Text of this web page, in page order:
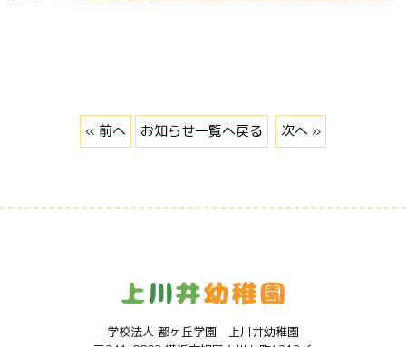
« 前へ お知らせ一覧へ戻る 次へ »
学校法人 都ヶ丘学園 上川井幼稚園